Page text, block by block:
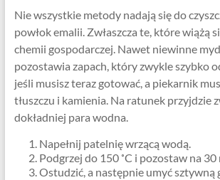
Nie wszystkie metody nadają się do
powłok emalii. Zwłaszcza te, które wiążą
chemii gospodarczej. Nawet niewinne
pozostawia zapach, który zwykle szybko
jeśli musisz teraz gotować, a piekarnik
tłuszczu i kamienia. Na ratunek przyjdzie
dokładniej para wodna.
Napełnij patelnię wrzącą wodą.
Podgrzej do 150 ˚C i pozostaw na
Ostudzić, a następnie umyć sztywną